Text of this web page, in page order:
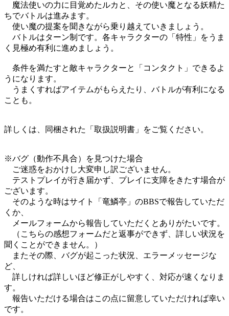
魔法使いの力に目覚めたルカと、その使い魔となる妖精た
ちでバトルは進みます。
使い魔の提案を聞きながら乗り越えていきましょう。
バトルはターン制です。各キャラクターの「特性」をうま
く見極め有利に進めましょう。
条件を満たすと敵キャラクターと「コンタクト」できるよ
うになります。
うまくすればアイテムがもらえたり、バトルが有利になる
ことも。
詳しくは、同梱された「取扱説明書」をご覧ください。
※バグ（動作不具合）を見つけた場合
ご迷惑をおかけし大変申し訳ございません。
テストプレイが行き届かず、プレイに支障をきたす場合が
ございます。
そのような時はサイト「竜鱗亭」のBBSで報告していただ
くか、
メールフォームから報告していただくとありがたいです。
（こちらの感想フォームだと返事ができず、詳しい状況を
聞くことができません。）
またその際、バグが起こった状況、エラーメッセージな
ど、
詳しければ詳しいほど修正がしやすく、対応が速くなりま
す。
報告いただける場合はこの点に留意していただければ幸い
です。